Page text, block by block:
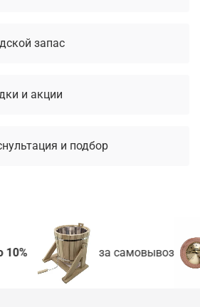
запас
и акции
и подбор
10% за самовывоз